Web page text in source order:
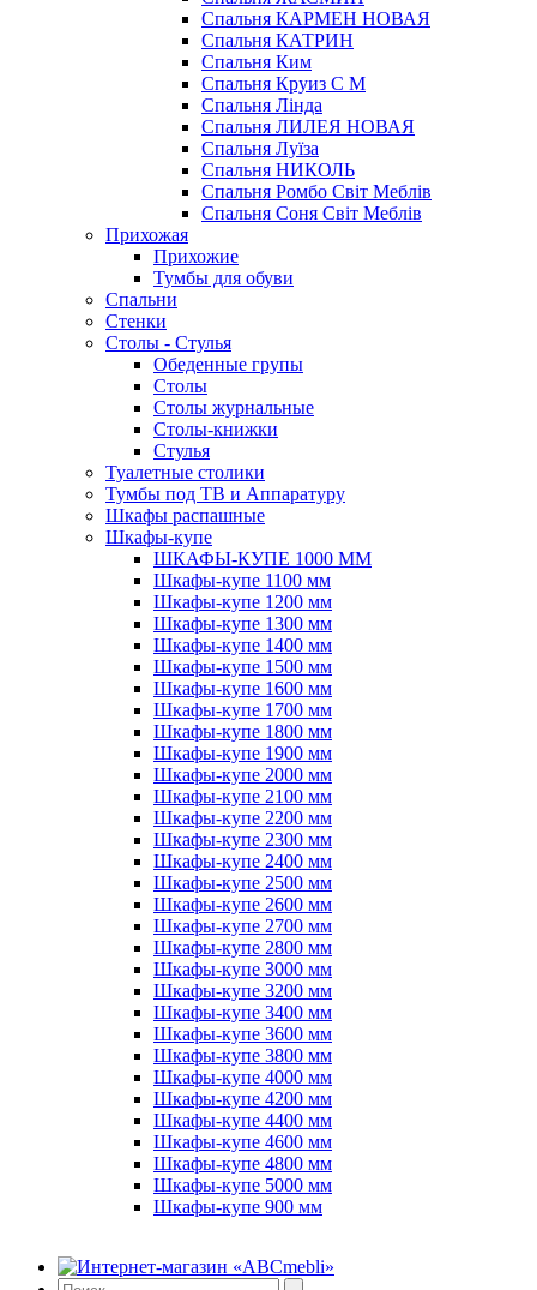
Спальня КАРМЕН НОВАЯ
Спальня КАТРИН
Спальня Ким
Спальня Круиз С М
Спальня Лінда
Спальня ЛИЛЕЯ НОВАЯ
Спальня Луїза
Спальня НИКОЛЬ
Спальня Ромбо Світ Меблів
Спальня Соня Світ Меблів
Прихожая
Прихожие
Тумбы для обуви
Спальни
Стенки
Столы - Стулья
Обеденные групы
Столы
Столы журнальные
Столы-книжки
Стулья
Туалетные столики
Тумбы под ТВ и Аппаратуру
Шкафы распашные
Шкафы-купе
ШКАФЫ-КУПЕ 1000 ММ
Шкафы-купе 1100 мм
Шкафы-купе 1200 мм
Шкафы-купе 1300 мм
Шкафы-купе 1400 мм
Шкафы-купе 1500 мм
Шкафы-купе 1600 мм
Шкафы-купе 1700 мм
Шкафы-купе 1800 мм
Шкафы-купе 1900 мм
Шкафы-купе 2000 мм
Шкафы-купе 2100 мм
Шкафы-купе 2200 мм
Шкафы-купе 2300 мм
Шкафы-купе 2400 мм
Шкафы-купе 2500 мм
Шкафы-купе 2600 мм
Шкафы-купе 2700 мм
Шкафы-купе 2800 мм
Шкафы-купе 3000 мм
Шкафы-купе 3200 мм
Шкафы-купе 3400 мм
Шкафы-купе 3600 мм
Шкафы-купе 3800 мм
Шкафы-купе 4000 мм
Шкафы-купе 4200 мм
Шкафы-купе 4400 мм
Шкафы-купе 4600 мм
Шкафы-купе 4800 мм
Шкафы-купе 5000 мм
Шкафы-купе 900 мм